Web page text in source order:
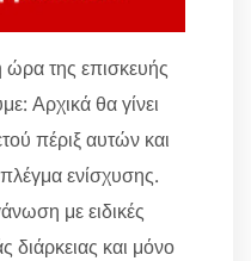
ώρα της επισκευής
Αρχικά θα γίνει
πέριξ αυτών και
ενίσχυσης.
με ειδικές
διάρκειας και μόνο